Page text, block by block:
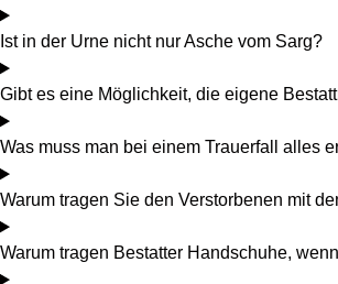
Ist in der Urne nicht nur Asche vom Sarg?
Gibt es eine Möglichkeit, die eigene
Was muss man bei einem Trauerfall alles
Warum tragen Sie den Verstorbenen mit
Warum tragen Bestatter Handschuhe,